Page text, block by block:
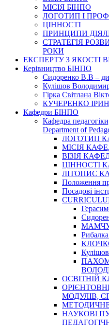
МІСІЯ БІНПО
ЛОГОТИП І
ЦІННОСТІ
ПРИНЦИПИ
СТРАТЕГІЯ
РОКИ
ЕКСПЕРТУ З ЯКОСТІ
Керівництво БІНПО
Сидоренко В.В –
Кулішов
Гірка Світлана
КУЧЕРЕНКО
Кафедри БІНПО
Кафедра
Department of
ЛОГОТИП
МІСІЯ
ВІЗІЯ
ЦІННОСТІ
ЛІТОПИС
Положення
Посадові
ОСВІТНІЙ
МОДУЛІВ,
НАУКОВІ